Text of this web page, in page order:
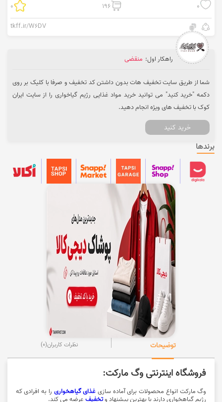
0
196
0
tkff.ir/W6DV
راهکار اول: منقضی
شما از طریق سایت تخفیف هات بدون داشتن کد تخفیف و صرفا با کلیک بر روی
دکمه "خرید کنید" می توانید خرید مواد غذایی رژیم گیاخواری را از سایت ایران
کوک با تخفیف های ویژه انجام دهید.
خرید کنید
برندها
توضیحات نظرات کاربران(0)
فروشگاه اینترنتی وگ مارکت:
وگ مارکت انواع محصولات برای آماده سازی غذای گیاهخواری را به افرادی که
رژیم گیاهخواری دارند با بهترین پیشنهاد وتخفیفعرضه می کند.